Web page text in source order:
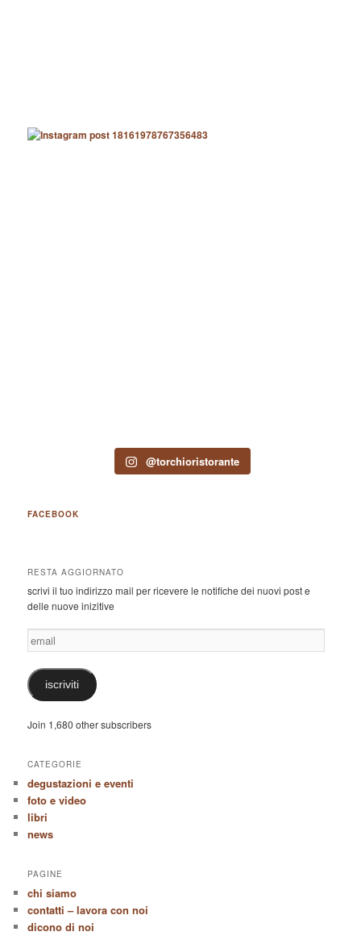
@torchioristorante
FACEBOOK
RESTA AGGIORNATO
scrivi il tuo indirizzo mail per ricevere le notifiche dei nuovi post e
delle nuove inizitive
email
iscriviti
Join 1,680 other subscribers
CATEGORIE
degustazioni e eventi
foto e video
libri
news
PAGINE
chi siamo
contatti – lavora con noi
dicono di noi